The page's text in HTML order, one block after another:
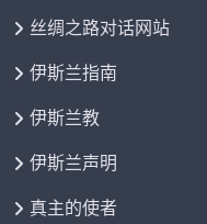
丝绸之路对话网站
伊斯兰指南
伊斯兰教
伊斯兰声明
真主的使者